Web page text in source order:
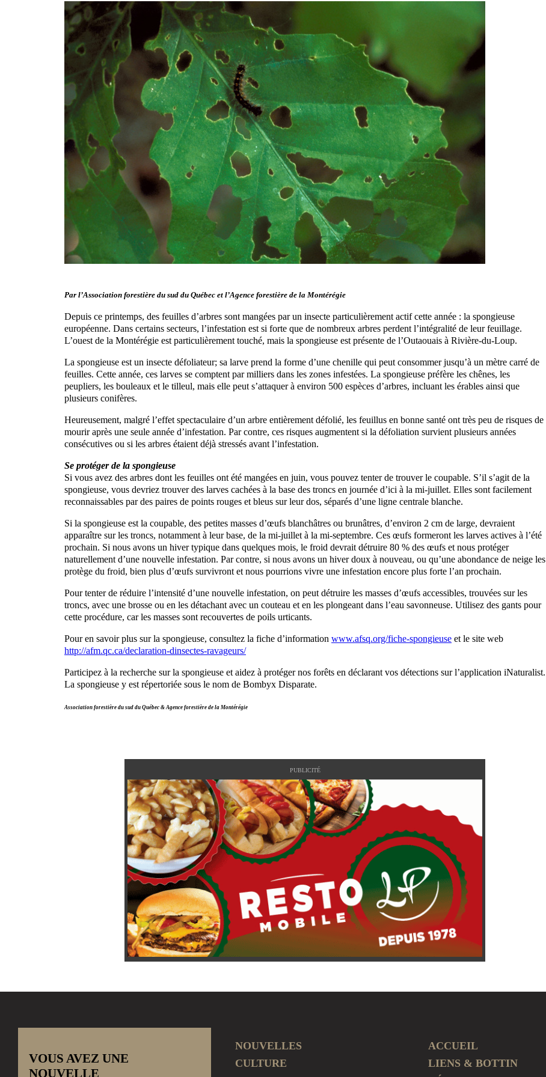
Par l’Association forestière du sud du Québec et l’Agence forestière de la Montérégie
Depuis ce printemps, des feuilles d’arbres sont mangées par un insecte particulièrement actif cette année : la spongieuse
européenne. Dans certains secteurs, l’infestation est si forte que de nombreux arbres perdent l’intégralité de leur feuillage.
L’ouest de la Montérégie est particulièrement touché, mais la spongieuse est présente de l’Outaouais à Rivière-du-Loup.
La spongieuse est un insecte défoliateur; sa larve prend la forme d’une chenille qui peut consommer jusqu’à un mètre carré de
feuilles. Cette année, ces larves se comptent par milliers dans les zones infestées. La spongieuse préfère les chênes, les
peupliers, les bouleaux et le tilleul, mais elle peut s’attaquer à environ 500 espèces d’arbres, incluant les érables ainsi que
plusieurs conifères.
Heureusement, malgré l’effet spectaculaire d’un arbre entièrement défolié, les feuillus en bonne santé ont très peu de risques de
mourir après une seule année d’infestation. Par contre, ces risques augmentent si la défoliation survient plusieurs années
consécutives ou si les arbres étaient déjà stressés avant l’infestation.
Se protéger de la spongieuse
Si vous avez des arbres dont les feuilles ont été mangées en juin, vous pouvez tenter de trouver le coupable. S’il s’agit de la
spongieuse, vous devriez trouver des larves cachées à la base des troncs en journée d’ici à la mi-juillet. Elles sont facilement
reconnaissables par des paires de points rouges et bleus sur leur dos, séparés d’une ligne centrale blanche.
Si la spongieuse est la coupable, des petites masses d’œufs blanchâtres ou brunâtres, d’environ 2 cm de large, devraient
apparaître sur les troncs, notamment à leur base, de la mi-juillet à la mi-septembre. Ces œufs formeront les larves actives à l’été
prochain. Si nous avons un hiver typique dans quelques mois, le froid devrait détruire 80 % des œufs et nous protéger
naturellement d’une nouvelle infestation. Par contre, si nous avons un hiver doux à nouveau, ou qu’une abondance de neige les
protège du froid, bien plus d’œufs survivront et nous pourrions vivre une infestation encore plus forte l’an prochain.
Pour tenter de réduire l’intensité d’une nouvelle infestation, on peut détruire les masses d’œufs accessibles, trouvées sur les
troncs, avec une brosse ou en les détachant avec un couteau et en les plongeant dans l’eau savonneuse. Utilisez des gants pour
cette procédure, car les masses sont recouvertes de poils urticants.
Pour en savoir plus sur la spongieuse, consultez la fiche d’information www.afsq.org/fiche-spongieuse et le site web
http://afm.qc.ca/declaration-dinsectes-ravageurs/
Participez à la recherche sur la spongieuse et aidez à protéger nos forêts en déclarant vos détections sur l’application iNaturalist.
La spongieuse y est répertoriée sous le nom de Bombyx Disparate.
Association forestière du sud du Québec & Agence forestière de la Montérégie
PUBLICITÉ
VOUS AVEZ UNE
NOUVELLE
NOUVELLES
CULTURE
ACCUEIL
LIENS & BOTTIN